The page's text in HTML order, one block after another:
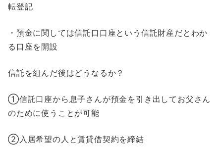
転登記
・預金に関しては信託口口座という信託財産だとわか
る口座を開設
信託を組んだ後はどうなるか？
➀信託口座から息子さんが預金を引き出してお父さん
のために使うことが可能
➁入居希望の人と賃貸借契約を締結